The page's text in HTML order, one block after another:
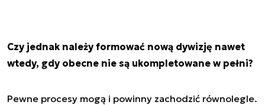
Czy jednak należy formować nową dywizję nawet
wtedy, gdy obecne nie są ukompletowane w pełni?
Pewne procesy mogą i powinny zachodzić równolegle.